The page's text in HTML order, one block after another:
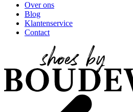
Over ons
Blog
Klantenservice
Contact